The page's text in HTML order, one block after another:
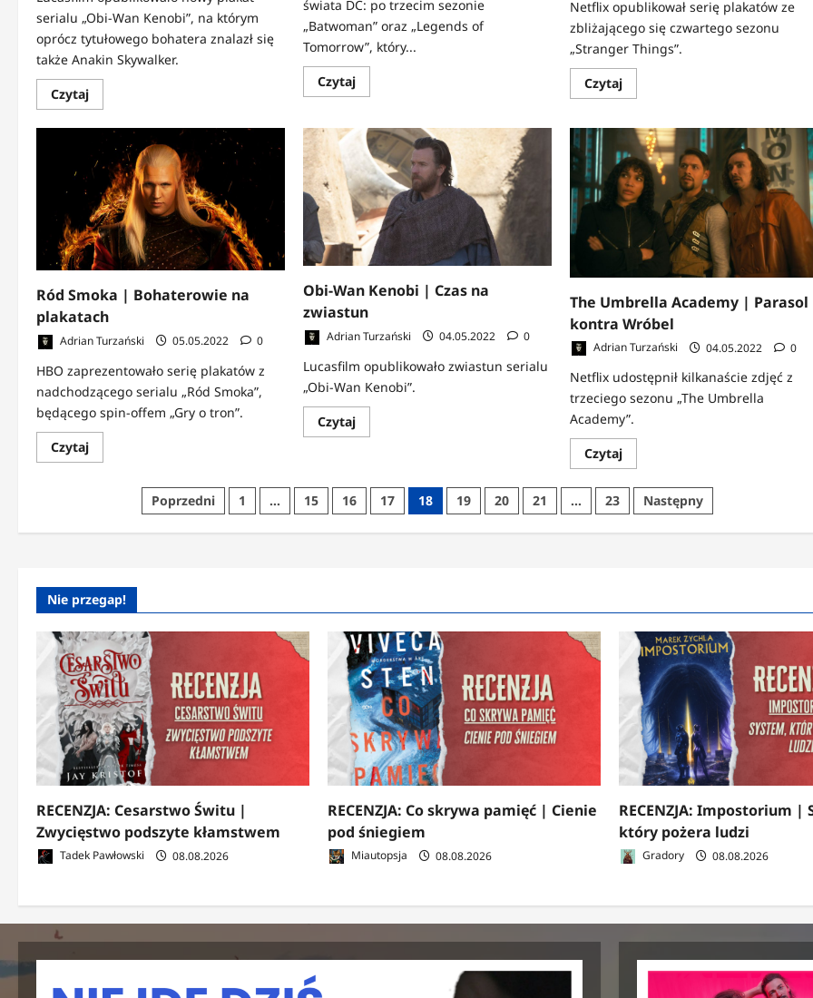
serialu „Obi-Wan Kenobi”, na którym
oprócz tytułowego bohatera znalazł się
także Anakin Skywalker.
CzytajDowiedz
się
o
Obi-
Wan
Kenobi
Darth
Vader
na
plakacie
świata DC: po trzecim sezonie
„Batwoman” oraz „Legends of
Tomorrow”, który...
CzytajDowiedz
się
Telewizyjne
DC
anulowane
|
The
CW
kasuje
dwie
produkcje
Netflix opublikował serię plakatów ze
zbliżającego się czwartego sezonu
„Stranger Things”.
CzytajDowiedz
się
Stranger
Things
|
Czy
takich
plakatów
nam
trzeba?
Ród Smoka | Bohaterowie na
plakatach
Adrian Turzański 05.05.2022 0
HBO zaprezentowało serię plakatów z
nadchodzącego serialu „Ród Smoka”,
będącego spin-offem „Gry o tron”.
CzytajDowiedz
się
Bohaterowie
Obi-Wan Kenobi | Czas na
zwiastun
Adrian Turzański 04.05.2022 0
Lucasfilm opublikowało zwiastun serialu
„Obi-Wan Kenobi”.
CzytajDowiedz
się
Wan
Kenobi
|
na
The Umbrella Academy | Parasol
kontra Wróbel
Adrian Turzański 04.05.2022 0
Netflix udostępnił kilkanaście zdjęć z
trzeciego sezonu „The Umbrella
Academy”.
CzytajDowiedz
się
o
The
Umbrella
Academy
Stronicowanie
wpisów
Poprzedni 1 … 15 16 17 18 19 20 21 … 23 Następny
Nie przegap!
RECENZJA: Cesarstwo Świtu |
Zwycięstwo podszyte kłamstwem
Tadek Pawłowski 08.08.2026
RECENZJA: Co skrywa pamięć | Cienie
pod śniegiem
Miautopsja 08.08.2026
RECENZJA: Impostorium |
który pożera ludzi
Gradory 08.08.2026